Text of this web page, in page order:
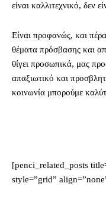
είναι καλλιτεχνικό, δεν
Είναι προφανώς, και
θέματα πρόσβασης και
θίγει προσωπικά, μας
απαξιωτικό και
κοινωνία μπορούμε
[penci_related_posts
style=”grid”